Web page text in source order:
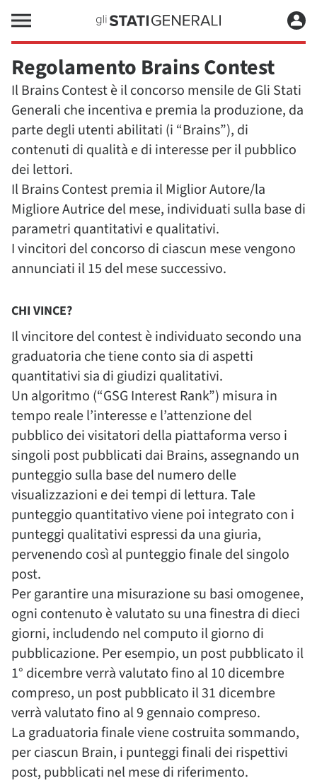
Regolamento Brains Contest
Il Brains Contest è il concorso mensile de Gli Stati
Generali che incentiva e premia la produzione, da
parte degli utenti abilitati (i “Brains”), di
contenuti di qualità e di interesse per il pubblico
dei lettori.
Il Brains Contest premia il Miglior Autore/la
Migliore Autrice del mese, individuati sulla base di
parametri quantitativi e qualitativi.
I vincitori del concorso di ciascun mese vengono
annunciati il 15 del mese successivo.
CHI VINCE?
Il vincitore del contest è individuato secondo una
graduatoria che tiene conto sia di aspetti
quantitativi sia di giudizi qualitativi.
Un algoritmo (“GSG Interest Rank”) misura in
tempo reale l’interesse e l’attenzione del
pubblico dei visitatori della piattaforma verso i
singoli post pubblicati dai Brains, assegnando un
punteggio sulla base del numero delle
visualizzazioni e dei tempi di lettura. Tale
punteggio quantitativo viene poi integrato con i
punteggi qualitativi espressi da una giuria,
pervenendo così al punteggio finale del singolo
post.
Per garantire una misurazione su basi omogenee,
ogni contenuto è valutato su una finestra di dieci
giorni, includendo nel computo il giorno di
pubblicazione. Per esempio, un post pubblicato il
1° dicembre verrà valutato fino al 10 dicembre
compreso, un post pubblicato il 31 dicembre
verrà valutato fino al 9 gennaio compreso.
La graduatoria finale viene costruita sommando,
per ciascun Brain, i punteggi finali dei rispettivi
post, pubblicati nel mese di riferimento.